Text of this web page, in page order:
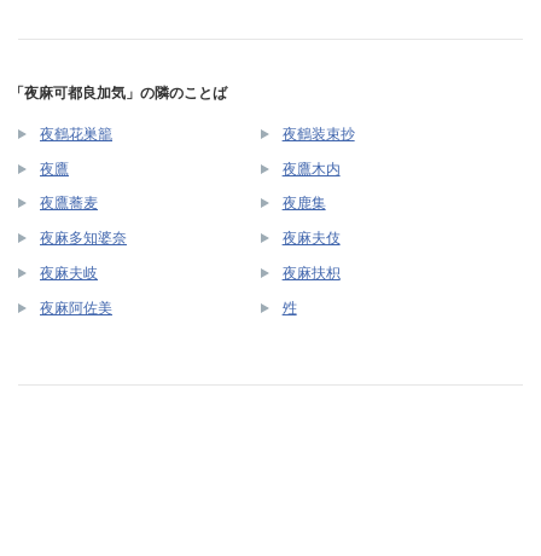
「夜麻可都良加気」の隣のことば
夜鶴花巣籠 夜鶴装束抄
夜鷹 夜鷹木内
夜鷹蕎麦 夜鹿集
夜麻多知婆奈 夜麻夫伎
夜麻夫岐 夜麻扶枳
夜麻阿佐美 夝